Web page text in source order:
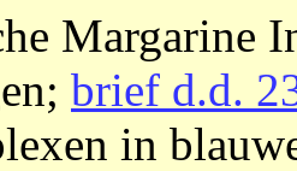
Margarine
brief d.d.
in